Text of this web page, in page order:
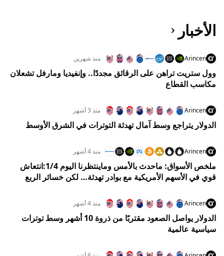
الأخبار
Arincen منذ شهرين
وول ستريت تراهن على الرقائق مجددًا.. وإنفيديا ومارفل تشعلان
مكاسب القطاع
Arincen منذ 3 أشهر
الدولار يتراجع وسط آمال تهدئة التوترات في الشرق الأوسط
Arincen منذ 4 أشهر
ملخص الأسواق: ماحدث بالأمس وماينتظرنا اليوم 1/4:انتعاش
قوي في الأسهم الأمريكية مع بوادر تهدئة… لكن خسائر الربع
Arincen منذ 4 أشهر
الدولار يواصل الصعود مقتربًا من ذروة 10 أشهر وسط توترات
سياسية عالمية